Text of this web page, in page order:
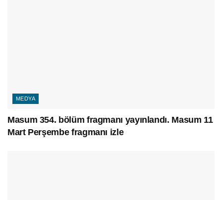
MEDYA
Masum 354. bölüm fragmanı yayınlandı. Masum 11
Mart Perşembe fragmanı izle